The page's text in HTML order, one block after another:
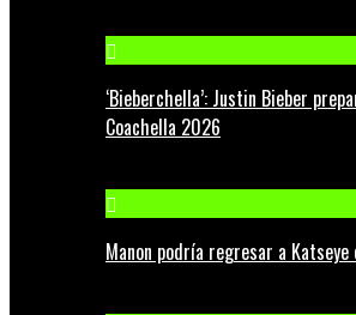
‘Bieberchella’: Justin Bieber
Coachella 2026
Manon podría regresar a